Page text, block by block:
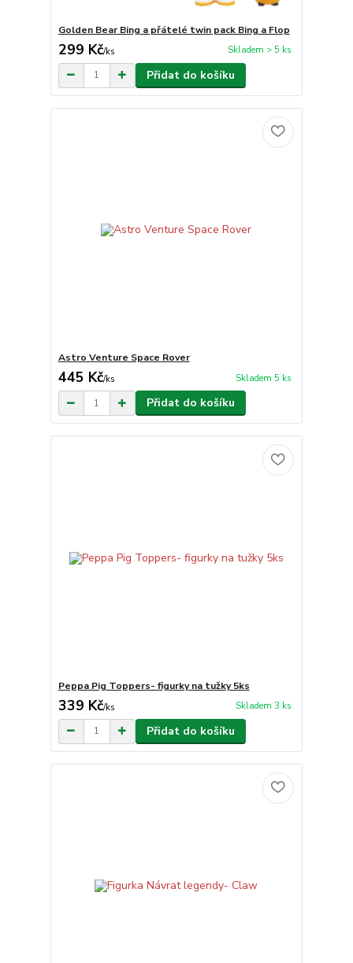
Golden Bear Bing a přátelé twin pack Bing a Flop
299 Kč/ks Skladem > 5 ks
Přidat do košíku
Astro Venture Space Rover
445 Kč/ks Skladem 5 ks
Přidat do košíku
Peppa Pig Toppers- figurky na tužky 5ks
339 Kč/ks Skladem 3 ks
Přidat do košíku